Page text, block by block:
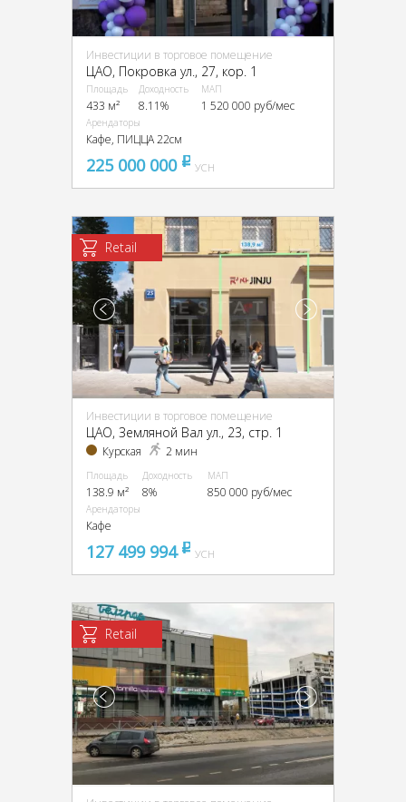
Инвестиции в торговое помещение
ЦАО, Покровка ул., 27, кор. 1
Площадь
433 м²
Доходность
8.11%
МАП
1 520 000 руб/мес
Арендаторы
Кафе, ПИЦЦА 22см
225 000 000 pуб
УСН
Retail
Инвестиции в торговое помещение
ЦАО, Земляной Вал ул., 23, стр. 1
Курская 2 мин
Площадь
138.9 м²
Доходность
8%
МАП
850 000 руб/мес
Арендаторы
Кафе
127 499 994 pуб
УСН
Retail